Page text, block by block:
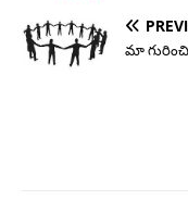
మా గురించి